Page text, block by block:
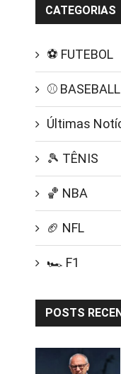
CATEGORIAS
⚽ FUTEBOL
⚾ BASEBALL
Últimas
🎾 TÊNIS
🏀 NBA
🏈 NFL
🏎️ F1
POSTS